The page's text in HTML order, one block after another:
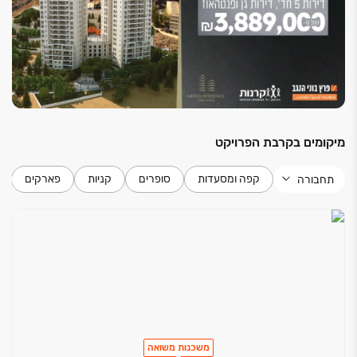
לחיים.
מיקומים בקרבת הפרויקט
תחבורה קפה ומסעדות סופרים קניות פארקים
משכנות משואה